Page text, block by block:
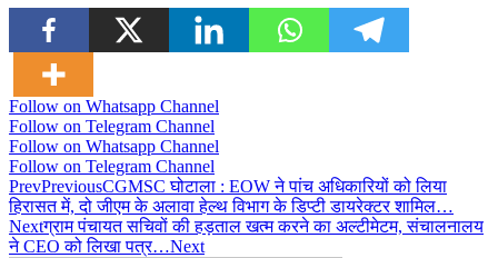
Follow on Whatsapp Channel
Follow on Telegram Channel
Follow on Whatsapp Channel
Follow on Telegram Channel
PrevPreviousCGMSC घोटाला : EOW ने पांच अधिकारियों को लिया
हिरासत में, दो जीएम के अलावा हेल्थ विभाग के डिप्टी डायरेक्टर शामिल…
Nextग्राम पंचायत सचिवों की हड़ताल खत्म करने का अल्टीमेटम, संचालनालय
ने CEO को लिखा पत्र…Next